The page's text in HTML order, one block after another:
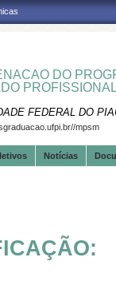
DO
FEDERAL DO
mpsm
Notícias